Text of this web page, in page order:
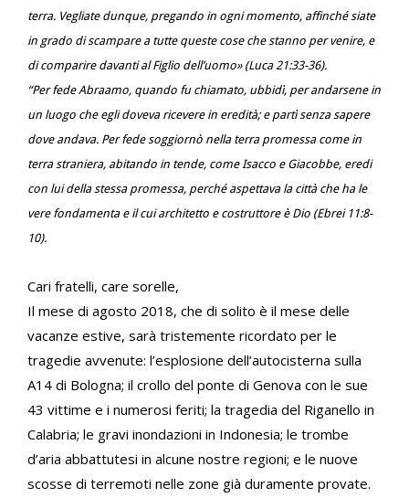
terra. Vegliate dunque, pregando in ogni momento, affinché siate
in grado di scampare a tutte queste cose che stanno per venire, e
di comparire davanti al Figlio dell’uomo» (Luca 21:33-36).
“Per fede Abraamo, quando fu chiamato, ubbidì, per andarsene in
un luogo che egli doveva ricevere in eredità; e partì senza sapere
dove andava. Per fede soggiornò nella terra promessa come in
terra straniera, abitando in tende, come Isacco e Giacobbe, eredi
con lui della stessa promessa, perché aspettava la città che ha le
vere fondamenta e il cui architetto e costruttore è Dio (Ebrei 11:8-
10).
Cari fratelli, care sorelle,
Il mese di agosto 2018, che di solito è il mese delle
vacanze estive, sarà tristemente ricordato per le
tragedie avvenute: l’esplosione dell’autocisterna sulla
A14 di Bologna; il crollo del ponte di Genova con le sue
43 vittime e i numerosi feriti; la tragedia del Riganello in
Calabria; le gravi inondazioni in Indonesia; le trombe
d’aria abbattutesi in alcune nostre regioni; e le nuove
scosse di terremoti nelle zone già duramente provate.